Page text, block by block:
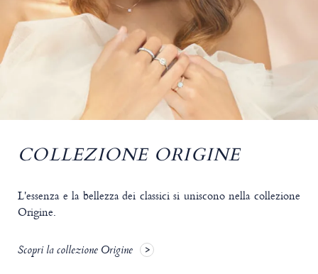
COLLEZIONE ORIGINE
L'essenza e la bellezza dei classici si uniscono nella collezione
Origine.
Scopri la collezione Origine